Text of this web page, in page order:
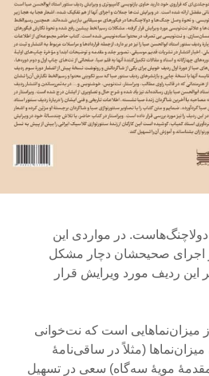
در مواردی این
اجرای صحیحشان دچار مشکل
ردیف مورد ویرایش قرار
میزان‌نماهایی است که نت‌خوانی
(مثلاً در ساقی‌نامۀ
مقدمۀ مویۀ سه‌گاه) سعی در تسهیل